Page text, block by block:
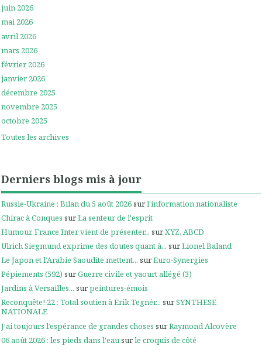
juin 2026
mai 2026
avril 2026
mars 2026
février 2026
janvier 2026
décembre 2025
novembre 2025
octobre 2025
Toutes les archives
Derniers blogs mis à jour
Russie-Ukraine : Bilan du 5 août 2026surl'information nationaliste
Chirac à Conques surLa senteur de l'esprit
Humour. France Inter vient de présenter... surXYZ, ABCD
Ulrich Siegmund exprime des doutes quant à... surLionel Baland
Le Japon et l’Arabie Saoudite mettent... surEuro-Synergies
Pépiements (592) surGuerre civile et yaourt allégé (3)
Jardins à Versailles... surpeintures-émois
Reconquête! 22 : Total soutien à Erik Tegnér... surSYNTHESE
NATIONALE
J’ai toujours l’espérance de grandes choses surRaymond Alcovère
06 août 2026 : les pieds dans l'eausurle croquis de côté